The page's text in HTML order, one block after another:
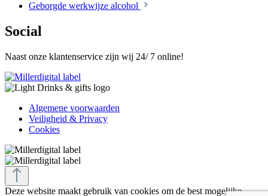
Geborgde werkwijze alcohol
Social
Naast onze klantenservice zijn wij 24/ 7 online!
Algemene voorwaarden
Veiligheid & Privacy
Cookies
Deze website maakt gebruik van cookies om de best mogelijke